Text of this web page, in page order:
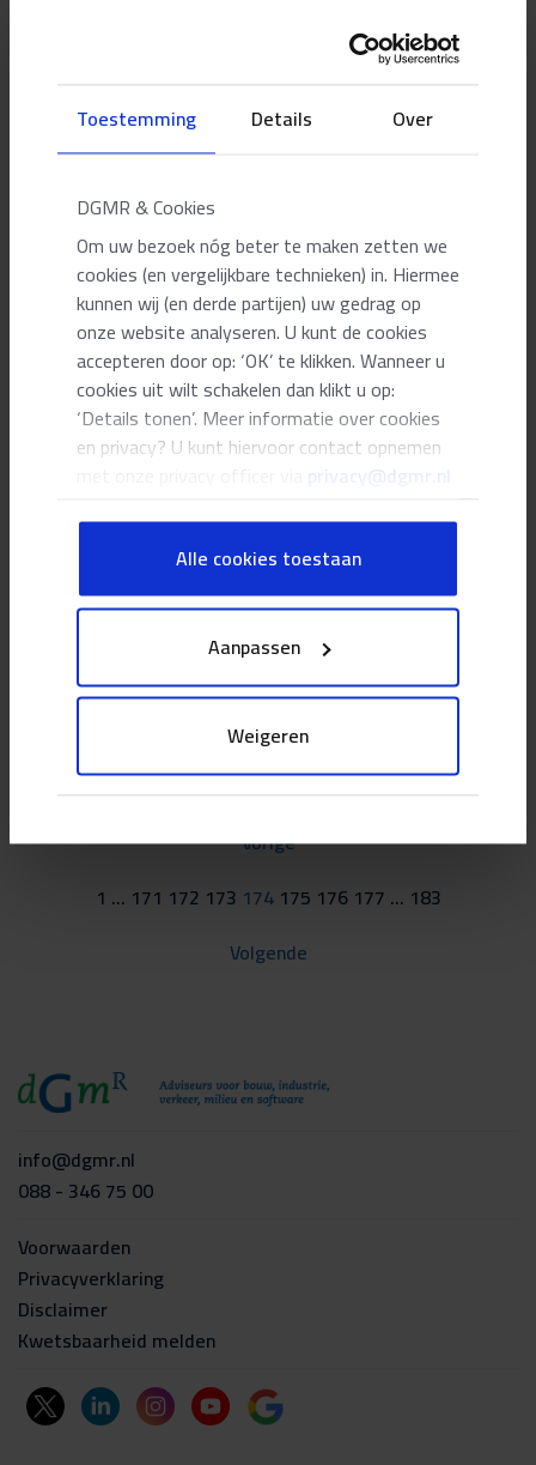
Toestemming Details Over
DGMR & Cookies
Om uw bezoek nóg beter te maken zetten we
cookies (en vergelijkbare technieken) in. Hiermee
kunnen wij (en derde partijen) uw gedrag op
onze website analyseren. U kunt de cookies
accepteren door op: ‘OK’ te klikken. Wanneer u
cookies uit wilt schakelen dan klikt u op:
‘Details tonen’. Meer informatie over cookies
en privacy? U kunt hiervoor contact opnemen
privacy@dgmr.nl
Alle cookies toestaan
Aanpassen
Weigeren
Jean Frantzen
Reinoud Fennema
PAGINA
Adriënne Maassen
PAGINA
Hendrik-Jan Doevendans
Erik Cremers
Vorige
1 … 171 172 173 174 175 176 177 … 183
Volgende
info@dgmr.nl
088 - 346 75 00
Voorwaarden
Privacyverklaring
Disclaimer
Kwetsbaarheid melden